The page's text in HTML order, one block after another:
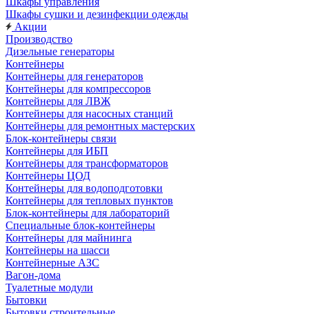
Шкафы сушки и дезинфекции одежды
Акции
Производство
Дизельные генераторы
Контейнеры
Контейнеры для генераторов
Контейнеры для компрессоров
Контейнеры для ЛВЖ
Контейнеры для насосных станций
Контейнеры для ремонтных мастерских
Блок-контейнеры связи
Контейнеры для ИБП
Контейнеры для трансформаторов
Контейнеры ЦОД
Контейнеры для водоподготовки
Контейнеры для тепловых пунктов
Блок-контейнеры для лабораторий
Специальные блок-контейнеры
Контейнеры для майнинга
Контейнеры на шасси
Контейнерные АЗС
Вагон-дома
Туалетные модули
Бытовки